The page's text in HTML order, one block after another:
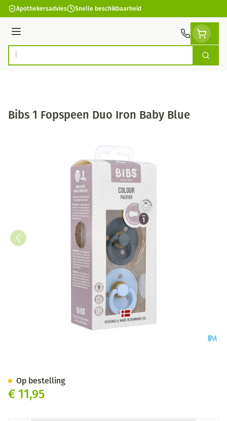
Ga naar de inhoud
Apothekersadvies Snelle beschikbaarheid
Menu
Product, merk, categorie... Zoek
Bibs 1 Fopspeen Duo Iron Baby Blue
€ 11,95
Op bestelling